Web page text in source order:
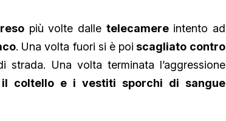
più volte dalletelecamere intento ad
. Una volta fuori si è poi scagliato contro
Una volta terminata l’aggressione
coltello e i vestiti sporchi di sangue